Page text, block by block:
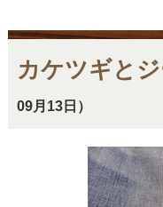
カケツギと
09月13日）